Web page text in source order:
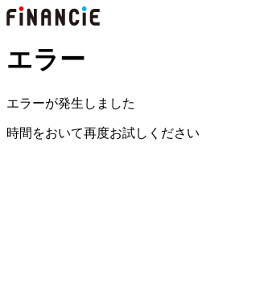
エラー
エラーが発生しました
時間をおいて再度お試しください